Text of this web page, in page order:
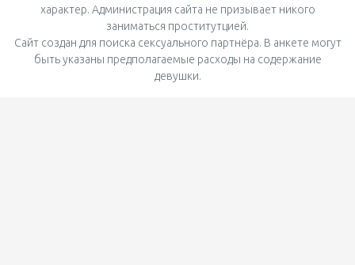
характер. Администрация сайта не призывает никого
заниматься проститутцией.
Сайт создан для поиска сексуального партнёра. В анкете могут
быть указаны предполагаемые расходы на содержание
девушки.